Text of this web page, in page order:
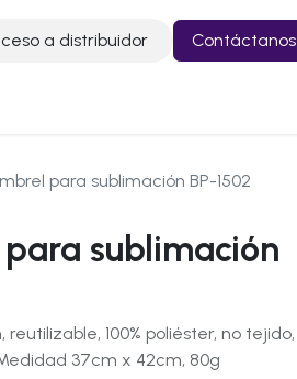
a distribuidor Contáctanos
para sublimación BP-1502
sublimación
100% poliéster, no tejido,
37cm x 42cm, 80g